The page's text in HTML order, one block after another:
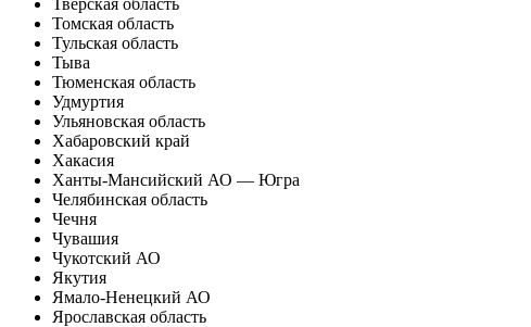
Томская область
Тульская область
Тыва
Тюменская область
Удмуртия
Ульяновская область
Хабаровский край
Хакасия
Ханты-Мансийский АО — Югра
Челябинская область
Чечня
Чувашия
Чукотский АО
Якутия
Ямало-Ненецкий АО
Ярославская область